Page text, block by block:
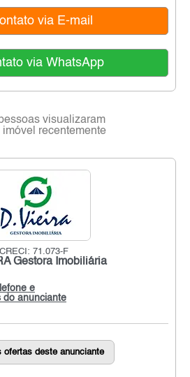
via E-mail
via WhatsApp
visualizaram
imóvel recentemente
CRECI: 71.073-F
Gestora Imobiliária
e
do anunciante
ofertas deste anunciante